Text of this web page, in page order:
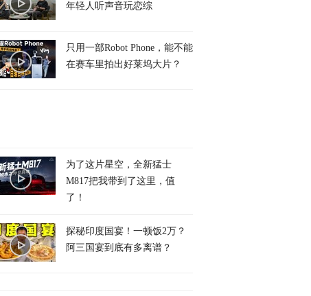
年轻人听声音玩恋综
只用一部Robot Phone，能不能
在赛车里拍出好莱坞大片？
为了这片星空，全新猛士
M817把我带到了这里，值
了！
探秘印度国宴！一顿饭2万？
阿三国宴到底有多离谱？